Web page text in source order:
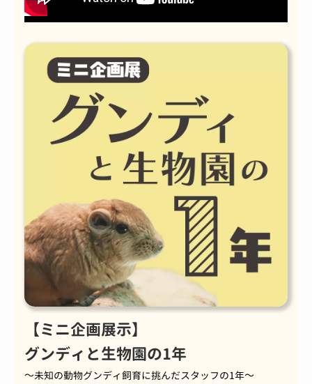
【ミニ企画展示】
グンディと生物園の1年
～未知の動物グンディ飼育に挑んだスタッフの1年～